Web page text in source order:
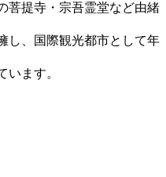
菩提寺・宗吾霊堂など由緒
し、国際観光都市として年
います。